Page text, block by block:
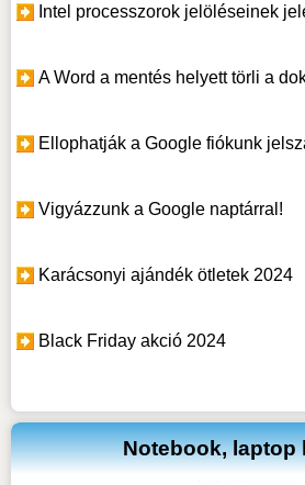
Intel processzorok jelöléseinek
A Word a mentés helyett törli a
Ellophatják a Google fiókunk
Vigyázzunk a Google naptárral!
Karácsonyi ajándék ötletek 2024
Black Friday akció 2024
Notebook, laptop